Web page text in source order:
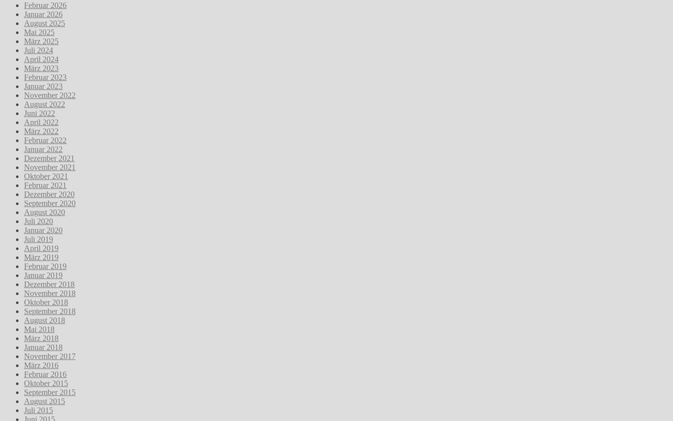
Februar 2026
Januar 2026
August 2025
Mai 2025
März 2025
Juli 2024
April 2024
März 2023
Februar 2023
Januar 2023
November 2022
August 2022
Juni 2022
April 2022
März 2022
Februar 2022
Januar 2022
Dezember 2021
November 2021
Oktober 2021
Februar 2021
Dezember 2020
September 2020
August 2020
Juli 2020
Januar 2020
Juli 2019
April 2019
März 2019
Februar 2019
Januar 2019
Dezember 2018
November 2018
Oktober 2018
September 2018
August 2018
Mai 2018
März 2018
Januar 2018
November 2017
März 2016
Februar 2016
Oktober 2015
September 2015
August 2015
Juli 2015
Juni 2015